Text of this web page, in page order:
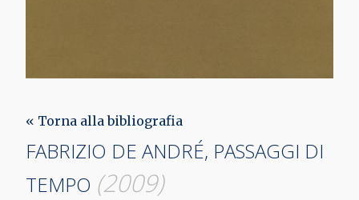
« Torna alla bibliografia
FABRIZIO DE ANDRÉ, PASSAGGI DI
TEMPO (2009)